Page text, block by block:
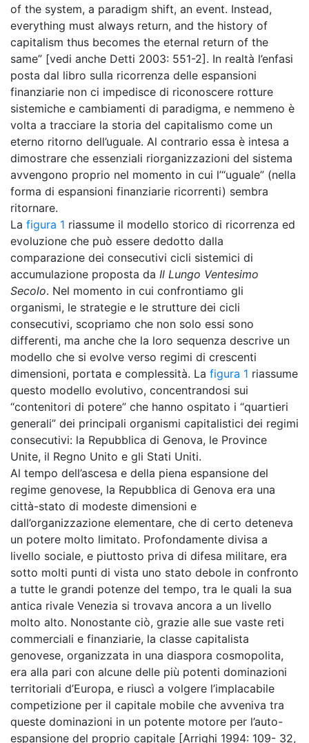
of the system, a paradigm shift, an event. Instead,
everything must always return, and the history of
capitalism thus becomes the eternal return of the
same” [vedi anche Detti 2003: 551-2]. In realtà l’enfasi
posta dal libro sulla ricorrenza delle espansioni
finanziarie non ci impedisce di riconoscere rotture
sistemiche e cambiamenti di paradigma, e nemmeno è
volta a tracciare la storia del capitalismo come un
eterno ritorno dell’uguale. Al contrario essa è intesa a
dimostrare che essenziali riorganizzazioni del sistema
avvengono proprio nel momento in cui l’“uguale” (nella
forma di espansioni finanziarie ricorrenti) sembra
ritornare.
La figura 1 riassume il modello storico di ricorrenza ed
evoluzione che può essere dedotto dalla
comparazione dei consecutivi cicli sistemici di
accumulazione proposta da Il Lungo Ventesimo
Secolo. Nel momento in cui confrontiamo gli
organismi, le strategie e le strutture dei cicli
consecutivi, scopriamo che non solo essi sono
differenti, ma anche che la loro sequenza descrive un
modello che si evolve verso regimi di crescenti
dimensioni, portata e complessità. La figura 1 riassume
questo modello evolutivo, concentrandosi sui
“contenitori di potere” che hanno ospitato i “quartieri
generali” dei principali organismi capitalistici dei regimi
consecutivi: la Repubblica di Genova, le Province
Unite, il Regno Unito e gli Stati Uniti.
Al tempo dell’ascesa e della piena espansione del
regime genovese, la Repubblica di Genova era una
città-stato di modeste dimensioni e
dall’organizzazione elementare, che di certo deteneva
un potere molto limitato. Profondamente divisa a
livello sociale, e piuttosto priva di difesa militare, era
sotto molti punti di vista uno stato debole in confronto
a tutte le grandi potenze del tempo, tra le quali la sua
antica rivale Venezia si trovava ancora a un livello
molto alto. Nonostante ciò, grazie alle sue vaste reti
commerciali e finanziarie, la classe capitalista
genovese, organizzata in una diaspora cosmopolita,
era alla pari con alcune delle più potenti dominazioni
territoriali d’Europa, e riuscì a volgere l’implacabile
competizione per il capitale mobile che avveniva tra
queste dominazioni in un potente motore per l’auto-
espansione del proprio capitale [Arrighi 1994: 109- 32,